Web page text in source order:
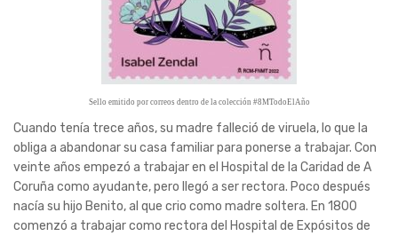
Sello emitido por correos dentro de la colección #8MTodoElAño
Cuando tenía trece años, su madre falleció de viruela, lo que la
obliga a abandonar su casa familiar para ponerse a trabajar. Con
veinte años empezó a trabajar en el Hospital de la Caridad de A
Coruña como ayudante, pero llegó a ser rectora. Poco después
nacía su hijo Benito, al que crio como madre soltera. En 1800
comenzó a trabajar como rectora del Hospital de Expósitos de